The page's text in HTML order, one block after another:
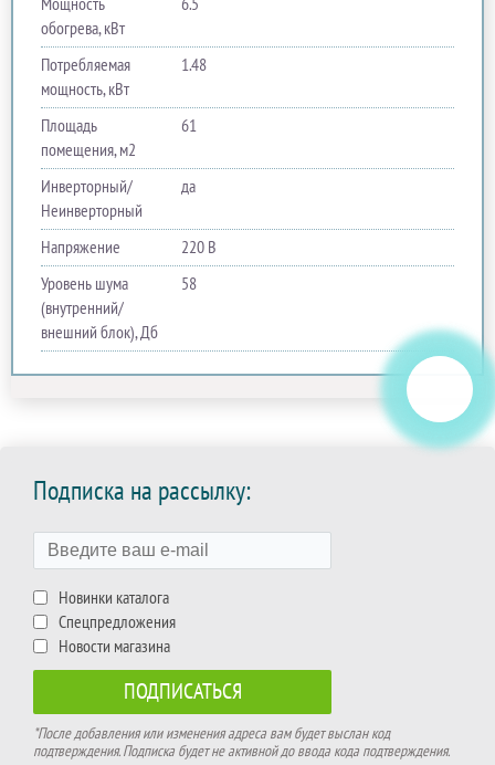
обогрева, кВт
Потребляемая
мощность, кВт
1.48
Площадь
помещения, м2
61
Инверторный/
Неинверторный
да
Напряжение
220 В
Уровень шума
(внутренний/
внешний блок), Дб
58
Подписка на рассылку:
Новинки каталога
Спецпредложения
Новости магазина
*После добавления или изменения адреса вам будет выслан код
подтверждения. Подписка будет не активной до ввода кода подтверждения.